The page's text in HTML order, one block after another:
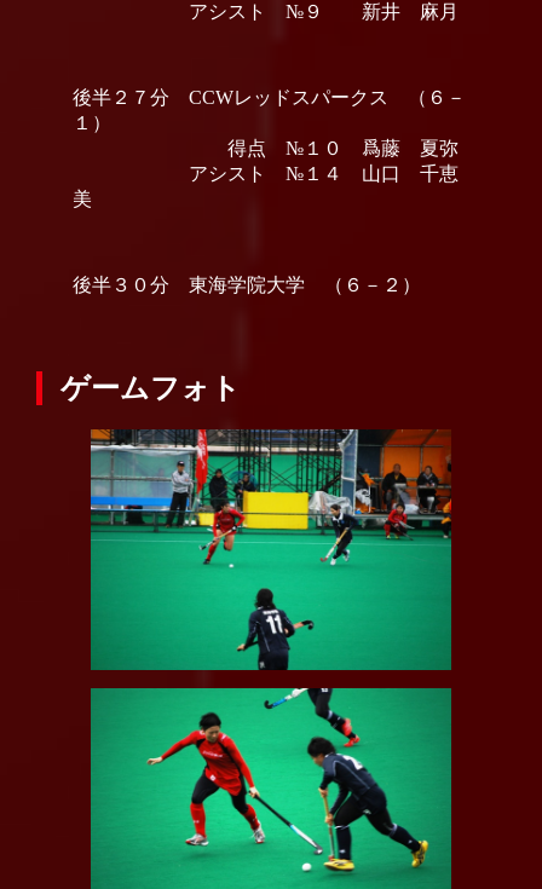
アシスト №９ 新井 麻月
後半２７分 CCWレッドスパークス （６－
１）
得点 №１０ 爲藤 夏弥
アシスト №１４ 山口 千恵
美
後半３０分 東海学院大学 （６－２）
ゲームフォト